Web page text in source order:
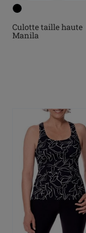
Culotte taille haute
Manila